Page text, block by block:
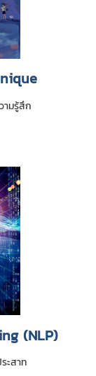
ามรู้สึก
(NLP)
ะสาท